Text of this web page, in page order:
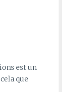
est un
que